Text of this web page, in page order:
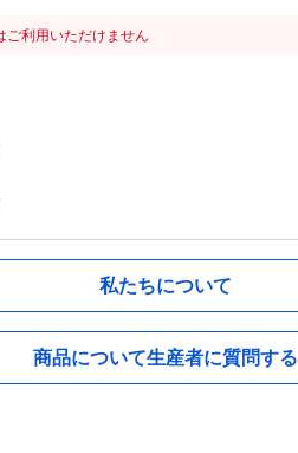
ご利用いただけません
私たちについて
商品について生産者に質問する